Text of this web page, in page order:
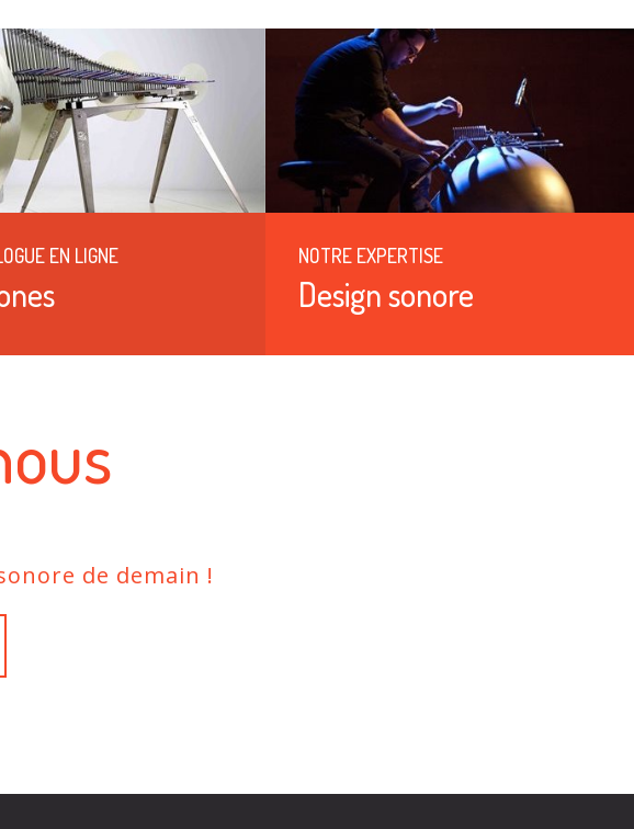
EN LIGNE NOTRE EXPERTISE
Design sonore
de demain !